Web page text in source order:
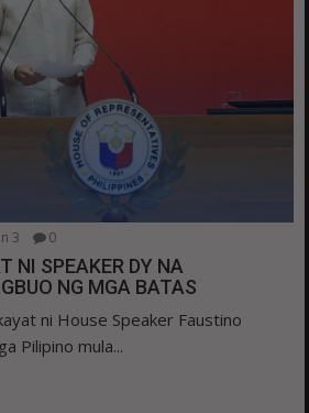
3 0
NI SPEAKER DY NA
NG MGA BATAS
ni House Speaker Faustino
Pilipino mula...